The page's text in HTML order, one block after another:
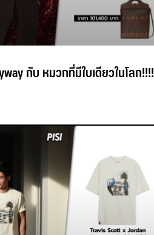
กับ หมวกที่มีใบเดียวในโลก!!!!